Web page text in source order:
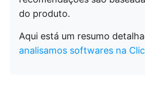
do produto.
Aqui está um resumo
analisamos softwares na